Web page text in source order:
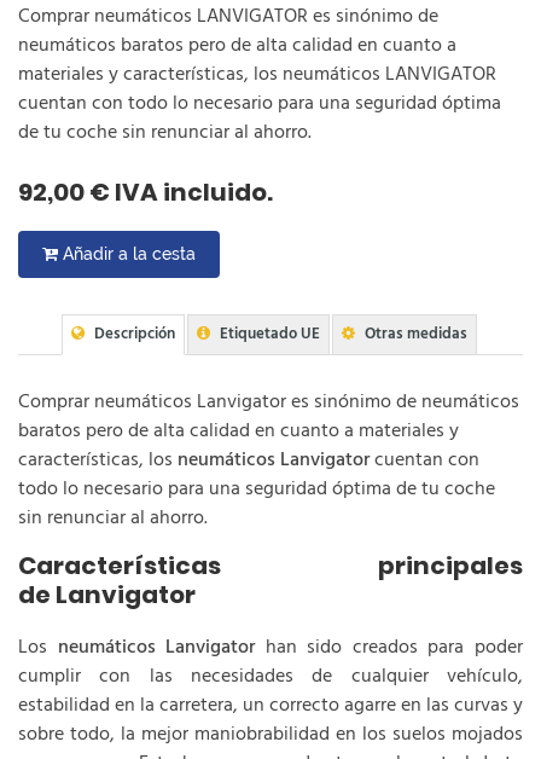
Comprar neumáticos LANVIGATOR es sinónimo de
neumáticos baratos pero de alta calidad en cuanto a
materiales y características, los neumáticos LANVIGATOR
cuentan con todo lo necesario para una seguridad óptima
de tu coche sin renunciar al ahorro.
92,00 € IVA incluido.
Añadir a la cesta
Descripción Etiquetado UE Otras medidas
Comprar neumáticos Lanvigator es sinónimo de neumáticos
baratos pero de alta calidad en cuanto a materiales y
características, los neumáticos Lanvigatorcuentan con
todo lo necesario para una seguridad óptima de tu coche
sin renunciar al ahorro.
Características principales
de Lanvigator
Los neumáticos Lanvigator han sido creados para poder
cumplir con las necesidades de cualquier vehículo,
estabilidad en la carretera, un correcto agarre en las curvas y
sobre todo, la mejor maniobrabilidad en los suelos mojados